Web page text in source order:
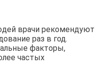
врачи рекомендуют
раз в год.
факторы,
частых